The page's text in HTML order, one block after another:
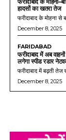
फरीदाबाद के
हादसों का खतरा तेज
फरीदाबाद के मोहना से
December 8, 2025
FARIDABAD
फरीदाबाद में अब
लगेगा स्पीड रडार
फरीदाबाद में बढ़ती तेज
December 8, 2025